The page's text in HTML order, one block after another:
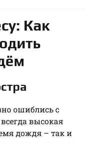
Как
ошиблись с
высокая
дождя – так и